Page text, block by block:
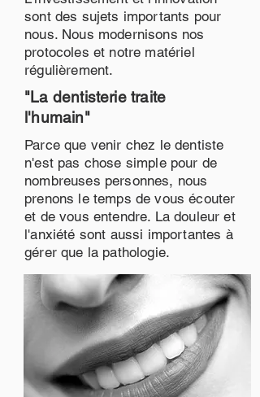
sont des sujets importants pour
nous. Nous modernisons nos
protocoles et notre matériel
régulièrement.
"La dentisterie traite
l'humain"
Parce que venir chez le dentiste
n'est pas chose simple pour de
nombreuses personnes, nous
prenons le temps de vous écouter
et de vous entendre. La douleur et
l'anxiété sont aussi importantes à
gérer que la pathologie.